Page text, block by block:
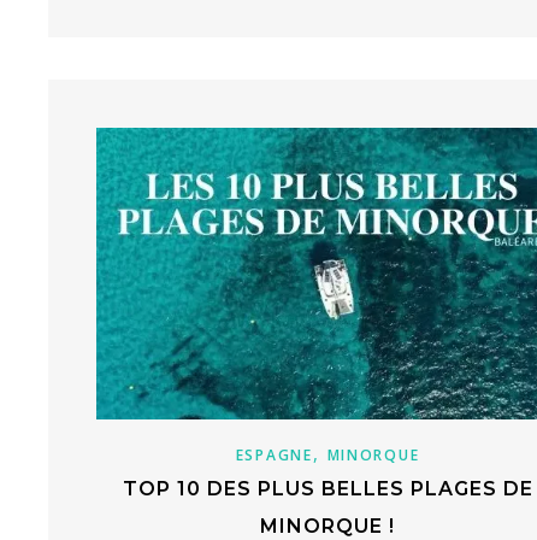
ESPAGNE, MINORQUE
TOP 10 DES PLUS BELLES PLAGES DE
MINORQUE !